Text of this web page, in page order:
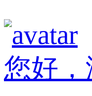
您好，